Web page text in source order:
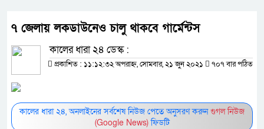
৭ জেলায় লকডাউনেও চালু থাকবে গার্মেন্টস
কালের ধারা ২৪ ডেস্ক :
প্রকাশিত : ১১:১২:৩২ অপরাহ্ন, সোমবার, ২১ জুন ২০২১ ৭০৭ বার পঠিত
কালের ধারা ২৪, অনলাইনের সর্বশেষ নিউজ পেতে অনুসরণ করুনগুগল নিউজ
(Google News)ফিডটি